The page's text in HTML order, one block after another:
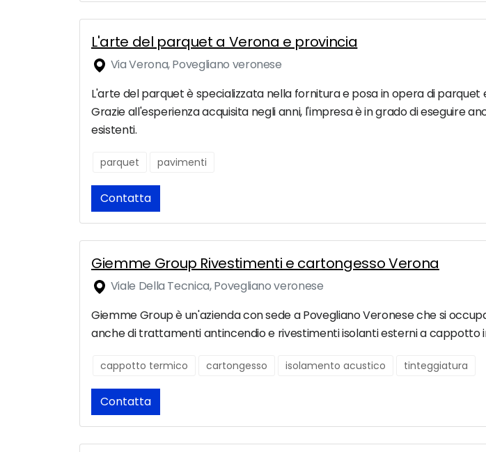
L'arte del parquet a Verona e provincia
Via Verona, Povegliano veronese
L'arte del parquet è specializzata nella fornitura e posa in opera di
Grazie all'esperienza acquisita negli anni, l'impresa è in grado di eseguire
esistenti.
parquet pavimenti
Contatta
Giemme Group Rivestimenti e cartongesso Verona
Viale Della Tecnica, Povegliano veronese
Giemme Group è un'azienda con sede a Povegliano Veronese che si
anche di trattamenti antincendio e rivestimenti isolanti esterni a cappotto
cappotto termico cartongesso isolamento acustico tinteggiatura
Contatta